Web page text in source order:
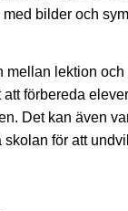
bilder och
mellan lektion
att förbereda
Det kan även
skolan för att